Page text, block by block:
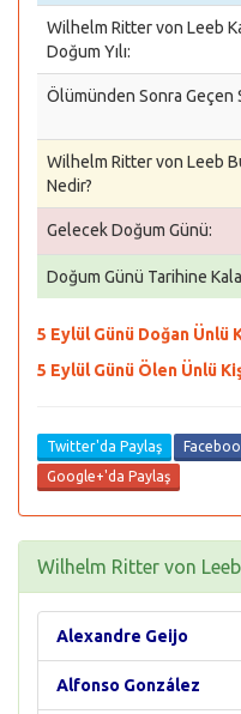
Wilhelm Ritter von Leeb
Doğum Yılı:
Ölümünden Sonra Geçen
Wilhelm Ritter von Leeb
Nedir?
Gelecek Doğum Günü:
Doğum Günü Tarihine
5 Eylül Günü Doğan Ünlü
5 Eylül Günü Ölen Ünlü
Twitter'da Paylaş
Google+'da Paylaş
Wilhelm Ritter von
Alexandre Geijo
Alfonso González